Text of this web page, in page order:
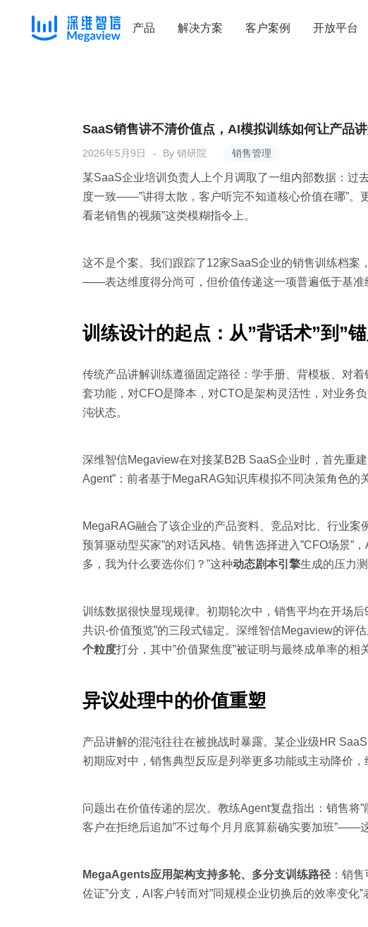
产品 解决方案 客户案例 开放平台
销售管理
SaaS销售讲不清价值点，AI模拟训练如何让产品
2026年5月9日 By 销研院
某SaaS企业培训负责人上个月调取了一组内部数据：过
度一致——”讲得太散，客户听完不知道核心价值在哪”。
看老销售的视频”这类模糊指令上。
这不是个案。我们跟踪了12家SaaS企业的销售训练档案
——表达维度得分尚可，但价值传递这一项普遍低于基准
训练设计的起点：从”背话术”到”
传统产品讲解训练遵循固定路径：学手册、背模板、对
套功能，对CFO是降本，对CTO是架构灵活性，对业务
沌状态。
深维智信Megaview在对接某B2B SaaS企业时，首先重建
Agent”：前者基于MegaRAG知识库模拟不同决策角色的
MegaRAG融合了该企业的产品资料、竞品对比、行业案
预算驱动型买家”的对话风格。销售选择进入”CFO场景”
多，我为什么要选你们？”这种动态剧本引擎生成的压力
训练数据很快显现规律。初期轮次中，销售平均在开场
共识-价值预览”的三段式锚定。深维智信Megaview的评
个粒度打分，其中”价值聚焦度”被证明与最终成单率的相
异议处理中的价值重塑
产品讲解的混沌往往在被挑战时暴露。某企业级HR
初期应对中，销售典型反应是列举更多功能或主动降价，
问题出在价值传递的层次。教练Agent复盘指出：销售将
客户在拒绝后追加”不过每个月月底算薪确实要加班”——
MegaAgents应用架构支持多轮、多分支训练路径 ：销
佐证”分支，AI客户转而对”同规模企业切换后的效率变化